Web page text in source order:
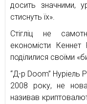
досить значними,
стиснуть їх».
Стігліц не
економісти
поділилися своїми
“Д-р Doom” Нуріель
2008 року, не
називав